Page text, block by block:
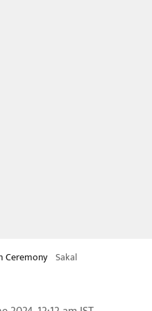
Ceremony Sakal